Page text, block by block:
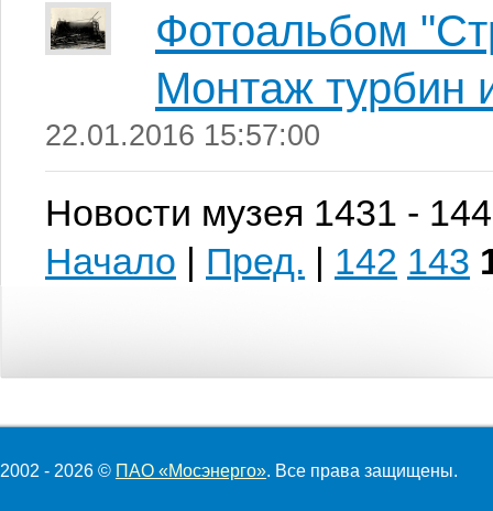
Фотоальбом
Монтаж турбин
22.01.2016 15:57:00
Новости музея 1431 -
Начало | Пред. | 142 143
2002 - 2026 © ПАО «Мосэнерго». Все права защищены.